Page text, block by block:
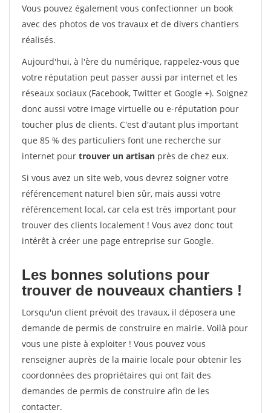
Vous pouvez également vous confectionner un book
avec des photos de vos travaux et de divers chantiers
réalisés.
Aujourd'hui, à l'ère du numérique, rappelez-vous que
votre réputation peut passer aussi par internet et les
réseaux sociaux (Facebook, Twitter et Google +). Soignez
donc aussi votre image virtuelle ou e-réputation pour
toucher plus de clients. C'est d'autant plus important
que 85 % des particuliers font une recherche sur
internet pour trouver un artisan près de chez eux.
Si vous avez un site web, vous devrez soigner votre
référencement naturel bien sûr, mais aussi votre
référencement local, car cela est très important pour
trouver des clients localement ! Vous avez donc tout
intérêt à créer une page entreprise sur Google.
Les bonnes solutions pour
trouver de nouveaux chantiers !
Lorsqu'un client prévoit des travaux, il déposera une
demande de permis de construire en mairie. Voilà pour
vous une piste à exploiter ! Vous pouvez vous
renseigner auprès de la mairie locale pour obtenir les
coordonnées des propriétaires qui ont fait des
demandes de permis de construire afin de les
contacter.